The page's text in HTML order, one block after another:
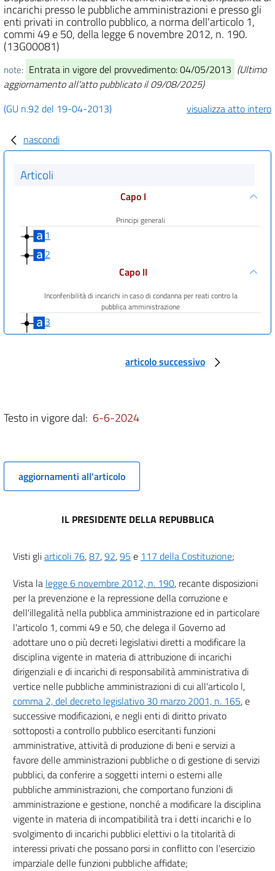
incarichi presso le pubbliche amministrazioni e presso gli
enti privati in controllo pubblico, a norma dell'articolo 1,
commi 49 e 50, della legge 6 novembre 2012, n. 190.
(13G00081)
note: Entrata in vigore del provvedimento: 04/05/2013 (Ultimo
aggiornamento all'atto pubblicato il 09/08/2025)
(GU n.92 del 19-04-2013)
visualizza atto intero
nascondi
Articoli
Capo I
Principi generali
1
2
Capo II
Inconferibilità di incarichi in caso di condanna per reati contro la
pubblica amministrazione
3
Inconferibilità di incarichi a soggetti provenienti da enti di
Capo IV
politico
6
7
Incompatibilità tra incarichi nelle pubbliche amministrazioni e
privato regolati o finanziati dalle pubbliche amministrazioni nonchè
lo svolgimento di attività professionale
9
10
Capo VI
Incompatibilità tra incarichi nelle pubbliche amministrazioni e
negli enti privati in controllo pubblico e cariche di componenti di
organi di indirizzo politico
11
12
13
14
Capo VII
Vigilanza e sanzioni
15
16
17
articolo successivo
Testo in vigore dal: 6-6-2024
aggiornamenti all'articolo
IL PRESIDENTE DELLA REPUBBLICA
Visti gliarticoli 76,87,92,95 e 117 della Costituzione;
Vista la legge 6 novembre 2012, n. 190, recante disposizioni
per la prevenzione e la repressione della corruzione e
dell'illegalità nella pubblica amministrazione ed in particolare
l'articolo 1, commi 49 e 50, che delega il Governo ad
adottare uno o più decreti legislativi diretti a modificare la
disciplina vigente in materia di attribuzione di incarichi
dirigenziali e di incarichi di responsabilità amministrativa di
vertice nelle pubbliche amministrazioni di cui all'articolo l,
comma 2, del decreto legislativo 30 marzo 2001, n. 165, e
successive modificazioni, e negli enti di diritto privato
sottoposti a controllo pubblico esercitanti funzioni
amministrative, attività di produzione di beni e servizi a
favore delle amministrazioni pubbliche o di gestione di servizi
pubblici, da conferire a soggetti interni o esterni alle
pubbliche amministrazioni, che comportano funzioni di
amministrazione e gestione, nonché a modificare la disciplina
vigente in materia di incompatibilità tra i detti incarichi e lo
svolgimento di incarichi pubblici elettivi o la titolarità di
interessi privati che possano porsi in conflitto con l'esercizio
imparziale delle funzioni pubbliche affidate;